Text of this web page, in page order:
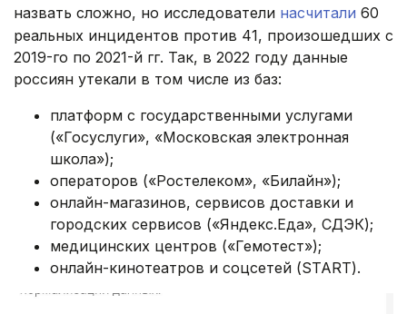
назвать сложно, но исследователи насчитали 60
реальных инцидентов против 41, произошедших с
2019-го по 2021-й гг. Так, в 2022 году данные
россиян утекали в том числе из баз:
платформ с государственными услугами
(«Госуслуги», «Московская электронная
школа»);
операторов («Ростелеком», «Билайн»);
онлайн-магазинов, сервисов доставки и
городских сервисов («Яндекс.Еда», СДЭК);
медицинских центров («Гемотест»);
онлайн-кинотеатров и соцсетей (START).